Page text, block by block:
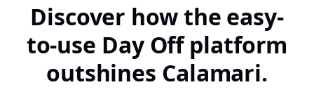
Discover how the easy-
to-use Day Off platform
outshines Calamari.